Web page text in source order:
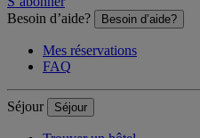
Besoin d’aide?
Besoin d’aide?
Mes réservations
FAQ
Séjour Séjour